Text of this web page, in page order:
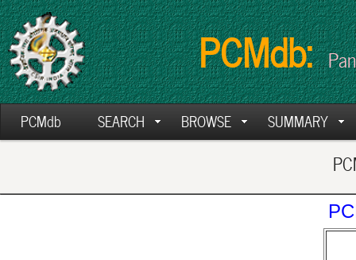
PCMdb:
PCMdb SEARCH BROWSE SUMMARY